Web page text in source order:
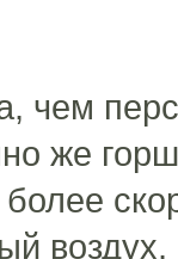
чем
же